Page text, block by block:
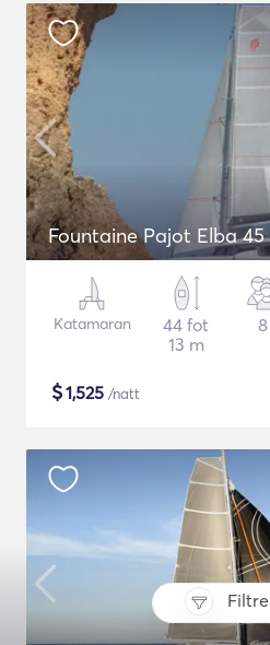
Filtre
Fountaine Pajot Elba 45
Katamaran
44 fot
13 m
8
$1,525 /natt